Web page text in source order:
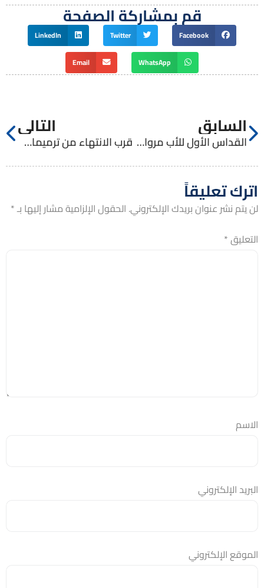
قم بمشاركة الصفحة
Facebook
Twitter
LinkedIn
WhatsApp
Email
السابق
القداس الأول للأب مروان حسّان
التالي
قرب الانتهاء من ترميمات المنام والمدرسة في الاكليريكية الصغرى واستقبال الطلاب
اترك تعليقاً
لن يتم نشر عنوان بريدك الإلكتروني. الحقول الإلزامية مشار إليها بـ*
التعليق*
الاسم
البريد الإلكتروني
الموقع الإلكتروني